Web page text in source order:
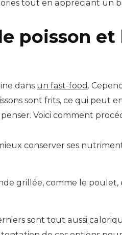
tout en appréciant un
poisson et
dans un fast-food .
sont frits, ce qui peut
Voici comment
conserver ses
grillée, comme le poulet,
sont tout aussi